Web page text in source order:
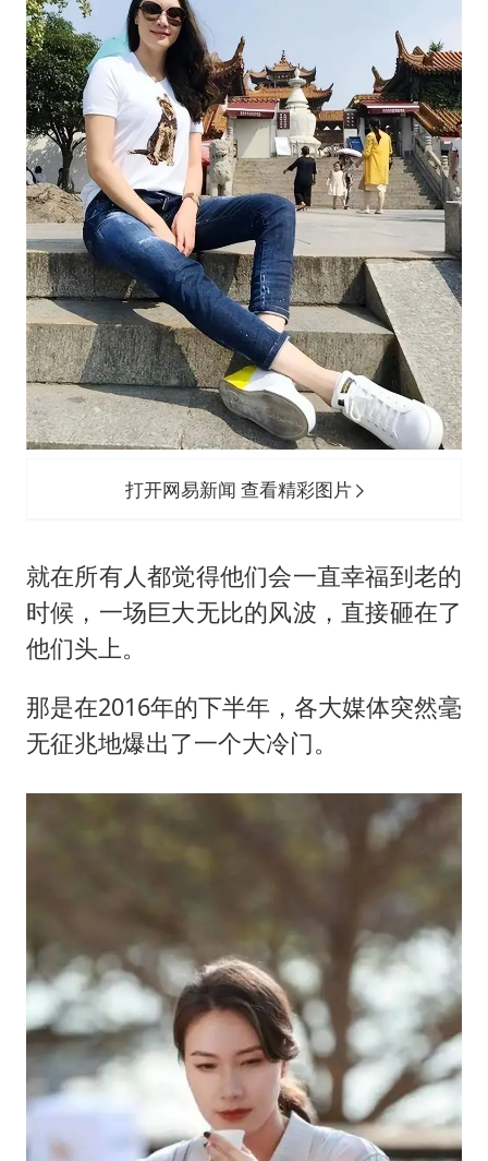
打开网易新闻 查看精彩图片
就在所有人都觉得他们会一直幸福到老的
时候，一场巨大无比的风波，直接砸在了
他们头上。
那是在2016年的下半年，各大媒体突然毫
无征兆地爆出了一个大冷门。